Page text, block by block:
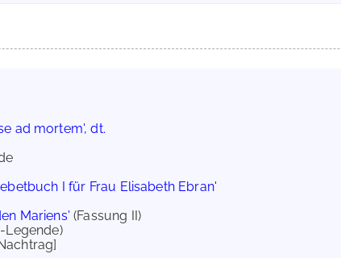
ad mortem', dt.
I für Frau Elisabeth Ebran'
Mariens' (Fassung II)
Legende)